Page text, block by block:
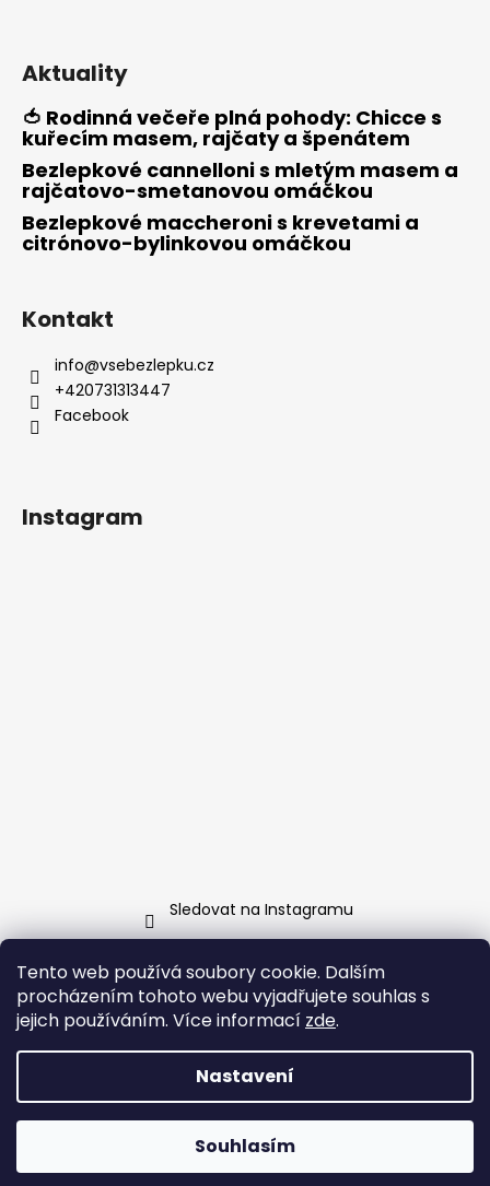
Tento web používá soubory cookie. Dalším
procházením tohoto webu vyjadřujete souhlas s
jejich používáním. Více informací zde.
Nastavení
Souhlasím
Aktuality
🍅 Rodinná večeře plná pohody: Chicce s
kuřecím masem, rajčaty a špenátem
Bezlepkové cannelloni s mletým masem a
rajčatovo-smetanovou omáčkou
Bezlepkové maccheroni s krevetami a
citrónovo-bylinkovou omáčkou
Kontakt
info@vsebezlepku.cz
+420731313447
Facebook
Instagram
Sledovat na Instagramu
Facebook
Copyright 2026www.vsebezlepku.cz. Všechna práva
vyhrazena.